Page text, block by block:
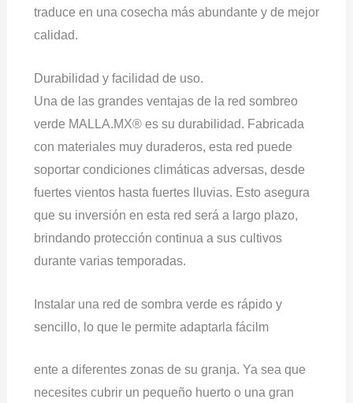
traduce en una cosecha más abundante y de mejor
calidad.
Durabilidad y facilidad de uso.
Una de las grandes ventajas de la red sombreo
verde MALLA.MX® es su durabilidad. Fabricada
con materiales muy duraderos, esta red puede
soportar condiciones climáticas adversas, desde
fuertes vientos hasta fuertes lluvias. Esto asegura
que su inversión en esta red será a largo plazo,
brindando protección continua a sus cultivos
durante varias temporadas.
Instalar una red de sombra verde es rápido y
sencillo, lo que le permite adaptarla fácilm
ente a diferentes zonas de su granja. Ya sea que
necesites cubrir un pequeño huerto o una gran